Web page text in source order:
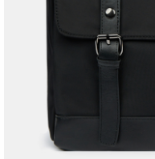
Москва
Да, все верно